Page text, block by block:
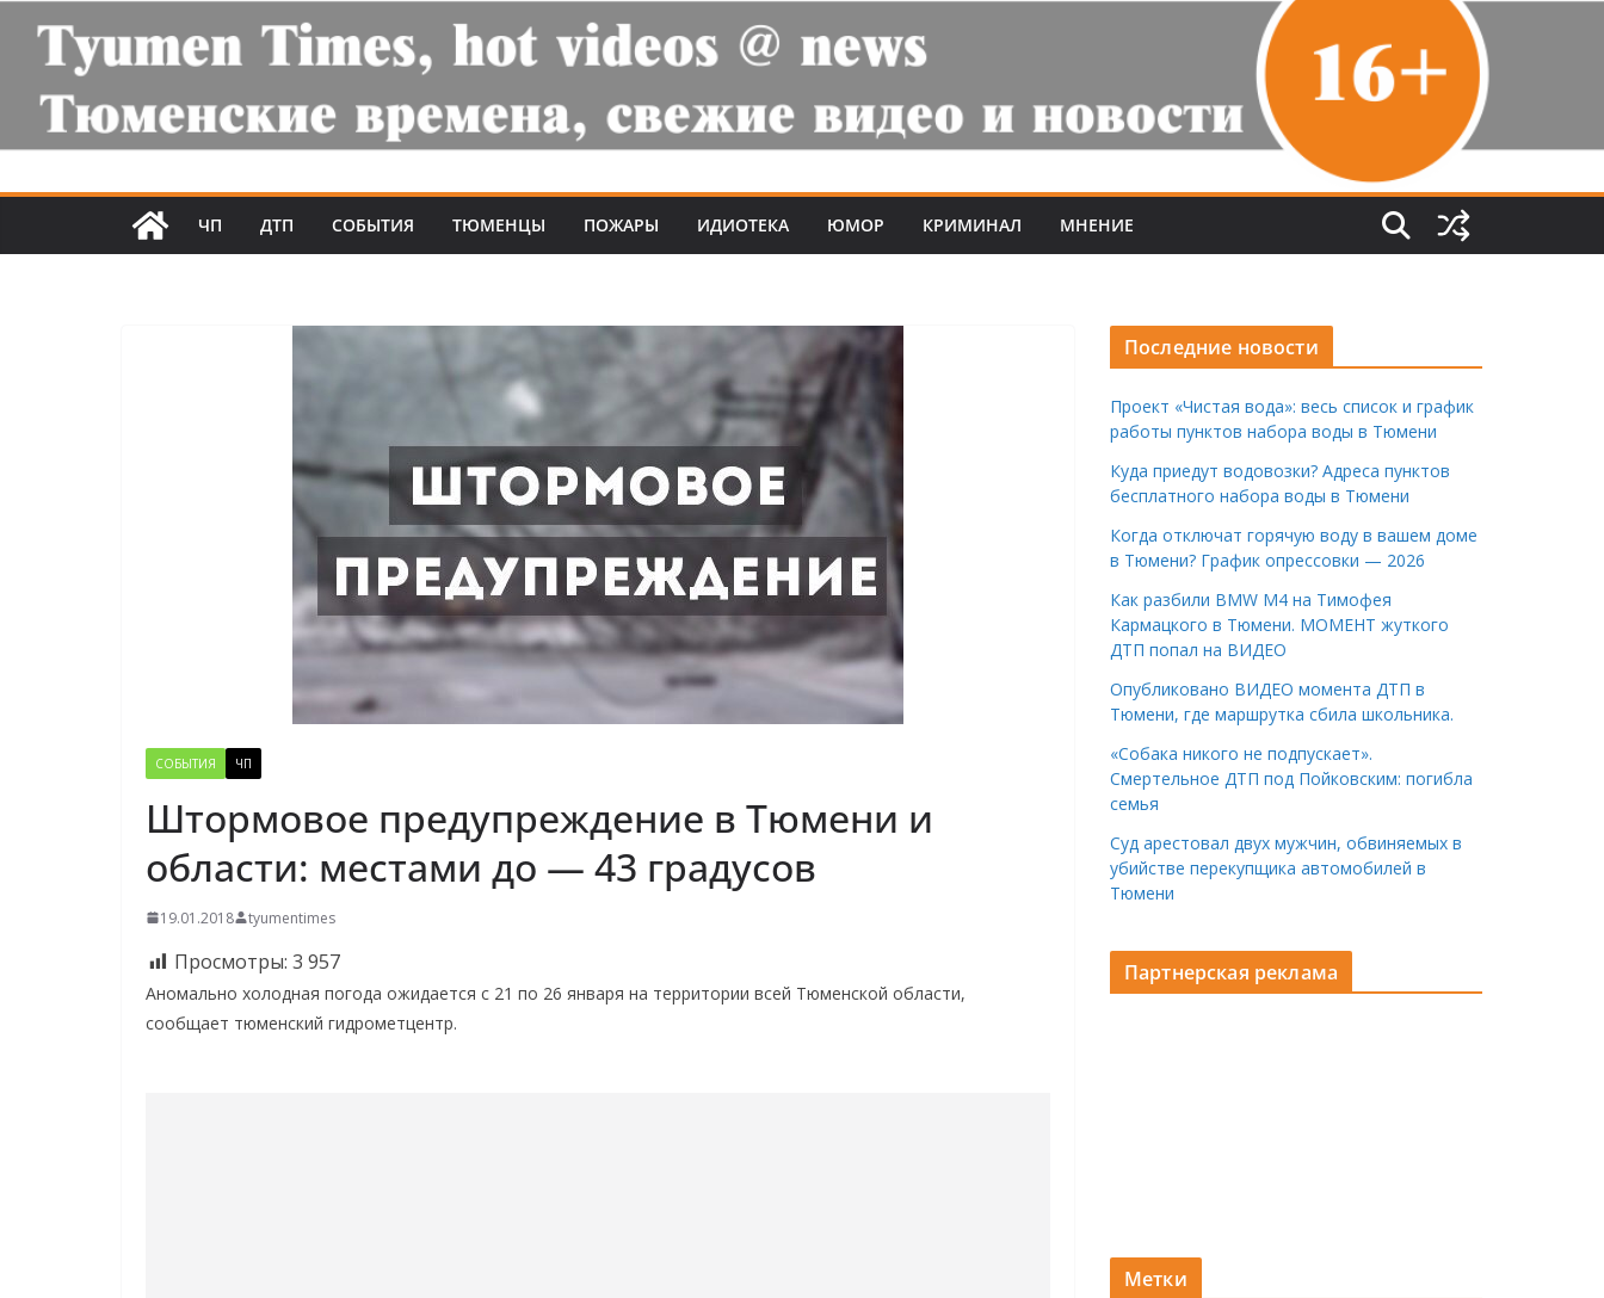
ЧП ДТП СОБЫТИЯ ТЮМЕНЦЫ ПОЖАРЫ ИДИОТЕКА ЮМОР КРИМИНАЛ МНЕНИЕ
СОБЫТИЯ ЧП
Штормовое предупреждение в Тюмени и
области: местами до — 43 градусов
19.01.2018 tyumentimes
Просмотры: 3 957
Аномально холодная погода ожидается с 21 по 26 января на территории всей Тюменской области,
сообщает тюменский гидрометцентр.
Последние новости
Проект «Чистая вода»: весь список и график
работы пунктов набора воды в Тюмени
Куда приедут водовозки? Адреса пунктов
бесплатного набора воды в Тюмени
Когда отключат горячую воду в вашем доме
в Тюмени? График опрессовки — 2026
Как разбили BMW M4 на Тимофея
Кармацкого в Тюмени. МОМЕНТ жуткого
ДТП попал на ВИДЕО
Опубликовано ВИДЕО момента ДТП в
Тюмени, где маршрутка сбила школьника.
«Собака никого не подпускает».
Смертельное ДТП под Пойковским: погибла
семья
Суд арестовал двух мужчин, обвиняемых в
убийстве перекупщика автомобилей в
Тюмени
Партнерская реклама
Метки